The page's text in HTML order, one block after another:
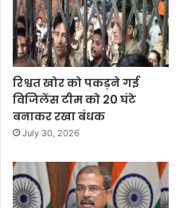
रिश्वत खोर को पकड़ने गई
विजिलेंस टीम को 20 घंटे
बनाकर रखा बंधक
July 30, 2026